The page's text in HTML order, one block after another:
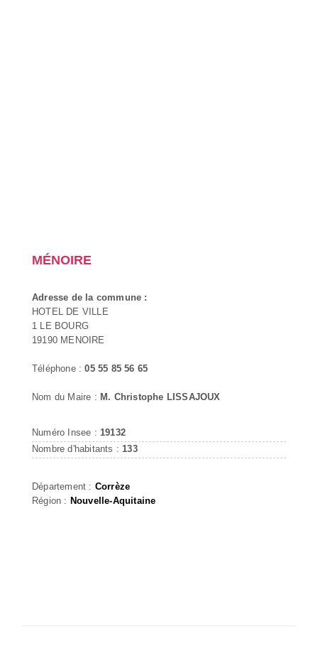
MÉNOIRE
Adresse de la commune :
HOTEL DE VILLE
1 LE BOURG
19190 MENOIRE
Téléphone :05 55 85 56 65
Nom du Maire : M. Christophe LISSAJOUX
Numéro Insee : 19132
Nombre d'habitants : 133
Département : Corrèze
Région : Nouvelle-Aquitaine